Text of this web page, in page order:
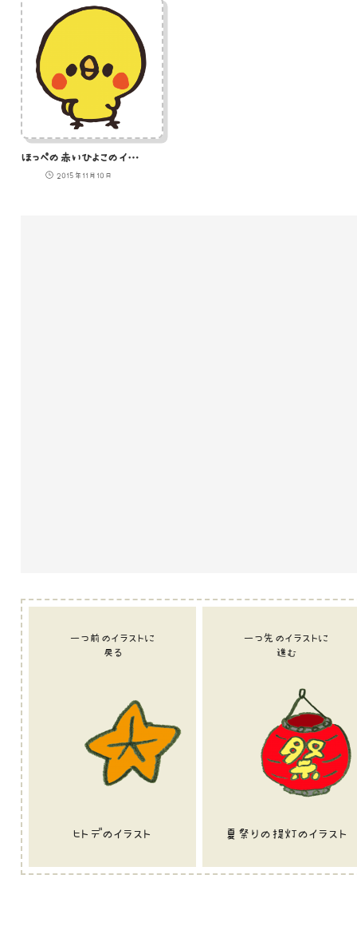
ほっぺの赤いひよこのイラスト
2015年11月10日
一つ前のイラストに
戻る
ヒトデのイラスト
一つ先のイラストに
進む
夏祭りの提灯のイラスト